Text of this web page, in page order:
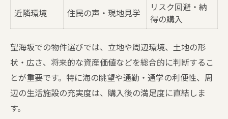
近隣環境 住民の声・現地見学
リスク回避・納
得の購入
望海坂での物件選びでは、立地や周辺環境、土地の形
状・広さ、将来的な資産価値などを総合的に判断するこ
とが重要です。特に海の眺望や通勤・通学の利便性、周
辺の生活施設の充実度は、購入後の満足度に直結しま
す。